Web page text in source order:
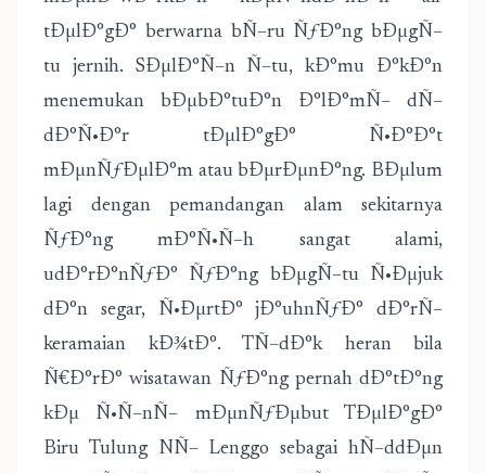
tÐµlÐ°gÐ° berwarna bÑ–ru ÑƒÐ°ng bÐµgÑ–
tu jernih. SÐµlÐ°Ñ–n Ñ–tu, kÐ°mu Ð°kÐ°n
menemukan bÐµbÐ°tuÐ°n Ð°lÐ°mÑ– dÑ–
dÐ°Ñ•Ð°r tÐµlÐ°gÐ° Ñ•Ð°Ð°t
mÐµnÑƒÐµlÐ°m atau bÐµrÐµnÐ°ng. BÐµlum
lagi dengan pemandangan alam sekitarnya
ÑƒÐ°ng mÐ°Ñ•Ñ–h sangat alami,
udÐ°rÐ°nÑƒÐ° ÑƒÐ°ng bÐµgÑ–tu Ñ•Ðµjuk
dÐ°n segar, Ñ•ÐµrtÐ° jÐ°uhnÑƒÐ° dÐ°rÑ–
keramaian kÐ¾tÐ°. TÑ–dÐ°k heran bila
Ñ€Ð°rÐ° wisatawan ÑƒÐ°ng pernah dÐ°tÐ°ng
kÐµ Ñ•Ñ–nÑ– mÐµnÑƒÐµbut TÐµlÐ°gÐ°
Biru Tulung NÑ– Lenggo sebagai hÑ–ddÐµn